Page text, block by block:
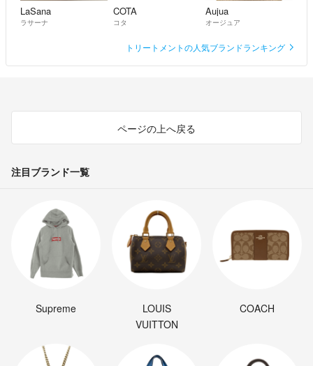
LaSana
ラサーナ
COTA
コタ
Aujua
オージュア
トリートメントの人気ブランドランキング
ページの上へ戻る
注目ブランド一覧
Supreme
LOUIS
VUITTON
COACH